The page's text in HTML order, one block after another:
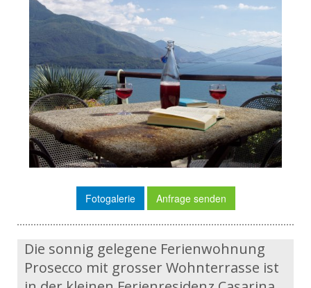
Fotogalerie Anfrage senden
Die sonnig gelegene Ferienwohnung
Prosecco mit grosser Wohnterrasse ist